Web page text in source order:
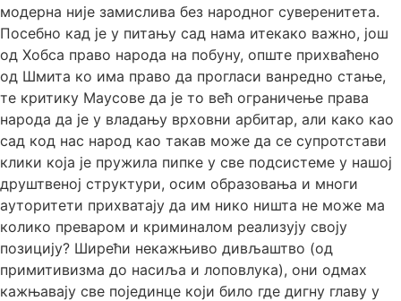
модерна није замислива без народног суверенитета.
Посебно кад је у питању сад нама итекако важно, још
од Хобса право народа на побуну, опште прихваћено
од Шмита ко има право да прогласи ванредно стање,
те критику Маусове да је то већ ограничење права
народа да је у владању врховни арбитар, али како као
сад код нас народ као такав може да се супротстави
клики која је пружила пипке у све подсистеме у нашој
друштвеној структури, осим образовања и многи
ауторитети прихватају да им нико ништа не може ма
колико преваром и криминалом реализују своју
позицију? Ширећи некажњиво дивљаштво (од
примитивизма до насиља и лоповлука), они одмах
кажњавају све појединце који било где дигну главу у